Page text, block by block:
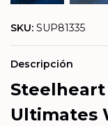
SKU: SUP81335
Descripción
Steelheart
Ultimates